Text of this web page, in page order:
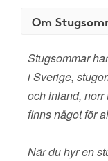
Om
Stugsommar
i Sverige,
och inland, norr
finns något för
När du hyr en